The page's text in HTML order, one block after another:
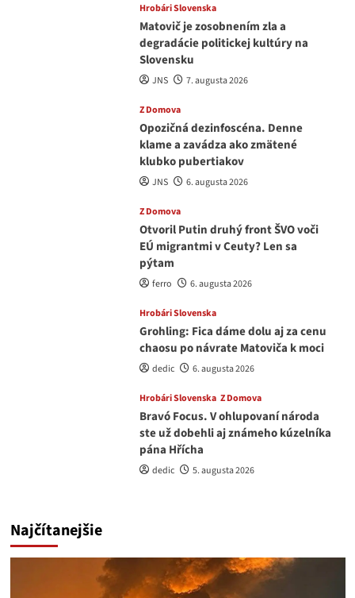
Hrobári Slovenska
Matovič je zosobnením zla a
degradácie politickej kultúry na
Slovensku
JNS 7. augusta 2026
Z Domova
Opozičná dezinfoscéna. Denne
klame a zavádza ako zmätené
klubko pubertiakov
JNS 6. augusta 2026
Z Domova
Otvoril Putin druhý front ŠVO voči
EÚ migrantmi v Ceuty? Len sa
pýtam
ferro 6. augusta 2026
Hrobári Slovenska
Grohling: Fica dáme dolu aj za cenu
chaosu po návrate Matoviča k moci
dedic 6. augusta 2026
Hrobári Slovenska Z Domova
Bravó Focus. V ohlupovaní národa
ste už dobehli aj známeho kúzelníka
pána Hřícha
dedic 5. augusta 2026
Najčítanejšie